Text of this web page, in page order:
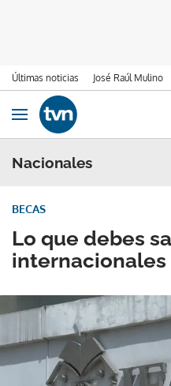
Últimas noticias José Raúl Mulino
Ir al contenido
Obrir navegació
Nacionales
Lo que debes
internacionales
BECAS